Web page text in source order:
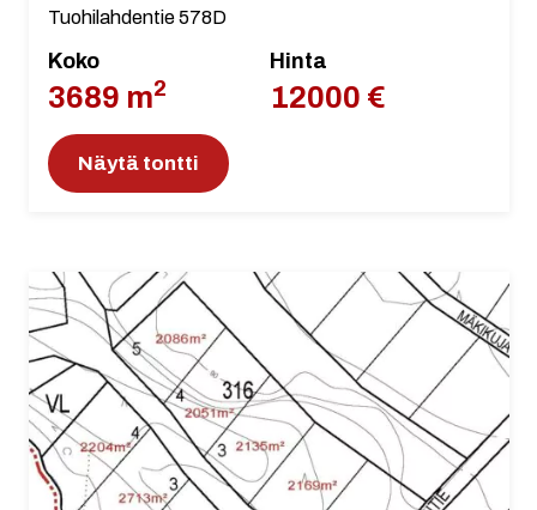
Tuohilahdentie 578D
Koko
3689 m2
Hinta
12000 €
Näytä tontti